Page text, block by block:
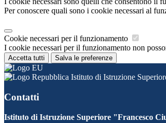
Per conoscere quali sono i cookie necessari al
Cookie necessari per il funzionamento
I cookie necessari per il funzionamento non
Accetta tutti Salva le preferenze
Istituto di Istruzione
Contatti
Istituto di Istruzione Superiore "Francesco